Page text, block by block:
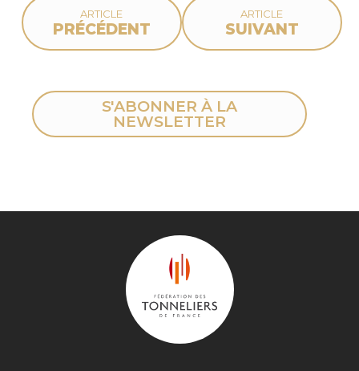
ARTICLE
PRÉCÉDENT
ARTICLE
SUIVANT
S'ABONNER À LA
NEWSLETTER